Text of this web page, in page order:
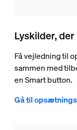
Lyskilder,
Få vejledning til
sammen med
en Smart button.
Gå til